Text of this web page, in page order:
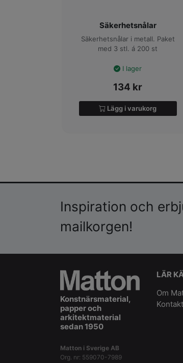
Säkerhetsnålar
Säkerhetsnålar i metall. Paket
med 3 stl. á 200 st
I lager
134 kr
Lägg i varukorg
Inspiration och
mailkorgen!
Konstnärsmaterial,
papper och
arkitektmaterial
sedan 1950
Matton i Sverige AB
Org. nr: 559070-7989
LÄR
Om